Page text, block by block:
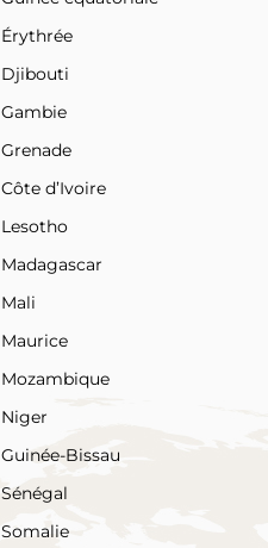
Érythrée
Djibouti
Gambie
Grenade
Côte d’Ivoire
Lesotho
Madagascar
Mali
Maurice
Mozambique
Niger
Guinée-Bissau
Sénégal
Somalie